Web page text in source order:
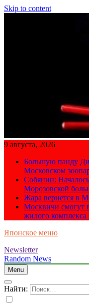
Skip to content
9 августа, 2026
Большую панду
Московском
Собянин:
Морозовской
Жара вернется в
Москвичи смогут
жилого
Японское меню
Newsletter
Random News
Menu
Найти: